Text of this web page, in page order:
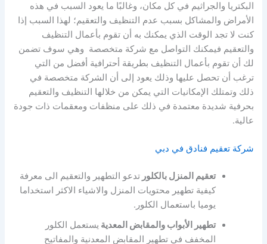
البكتريا والجراثيم في كل مكان، وغالبًا ما يعود السبب في هذه
الأمراض والمشاكل بسبب عدم التنظيف والتعقيم؛ لهذا السبب إذا
كنت لا تجد الوقت الذي يمكنك به أن تقوم بأعمال التنظيف
والتعقيم فيمكنك التواصل مع شركة متخصصة وهي سوف تضمن
لك أن تقوم بأعمال التنظيف بطريقة أحترافية أفضل من التي
ترغب أن تحصل عليها وذلك يعود إلى أن الشركة متخصصة في
ذلك وتمتلك الإمكانيات التي يمكن من خلالها التنظيف والتعقيم
بحرفية شديدة معتمدة في ذلك على منظفات ومعقمات ذات جودة
عالية.
شركة تعقيم فنادق في دبي
تعقيم المنزل بالكلورتدعو التطهير والتعقيم الى معرفة
كيفية تطهير محتويات المنزل والاشياء الاكثر استخداما
يوميا باستعمال الكلور.
تطهير الأبواب والمقابض المعدية يستعمل الكلور
المخفف في تطهير المقابض المعدنية والمفاتيح